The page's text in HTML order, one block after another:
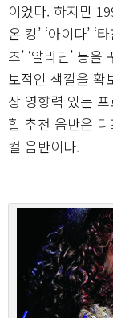
이었다. 하지만
온 킹’ ‘아이다’ ‘
즈’ ‘알라딘’ 등
보적인 색깔을 확
장 영향력 있는
할 추천 음반은
컬 음반이다.